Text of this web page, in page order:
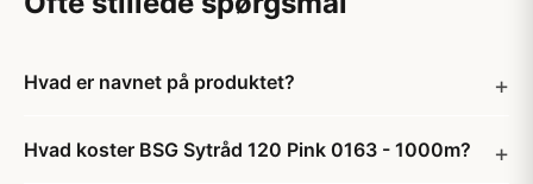
Hvad er navnet på produktet?
Hvad koster BSG Sytråd 120 Pink 0163 - 1000m?